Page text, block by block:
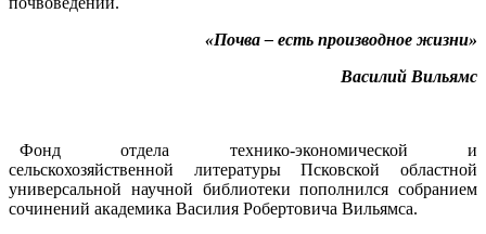
«Почва – есть производное жизни»
Василий Вильямс
Фонд отдела технико-экономической и
сельскохозяйственной литературы Псковской областной
универсальной научной библиотеки пополнился собранием
сочинений академика Василия Робертовича Вильямса.